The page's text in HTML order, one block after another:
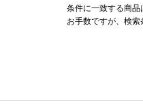
条件に一致する商品
お手数ですが、検索